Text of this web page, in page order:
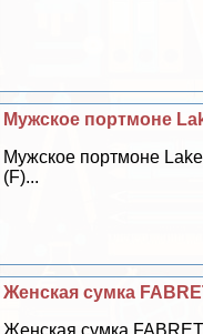
Мужское портмоне
Мужское портмоне
(F)...
Женская сумка
Женская сумка